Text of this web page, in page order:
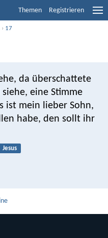
Themen Registrieren
› 17
da überschattete
eine Stimme
ist mein lieber Sohn,
habe, den sollt ihr
Jesus